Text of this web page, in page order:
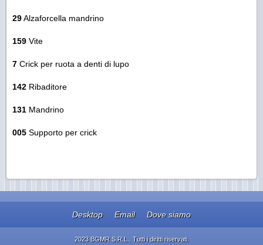
29Alzaforcella mandrino
159 Vite
7 Crick per ruota a denti di lupo
142 Ribaditore
131 Mandrino
005 Supporto per crick
Desktop Email Dove siamo
2023 BGMR S.R.L.. Tutti i diritti riservati.